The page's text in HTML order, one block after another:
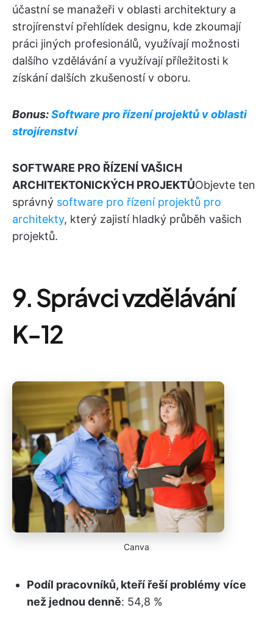
účastní se manažeři v oblasti architektury a
strojírenství přehlídek designu, kde zkoumají
práci jiných profesionálů, využívají možnosti
dalšího vzdělávání a využívají příležitosti k
získání dalších zkušeností v oboru.
Bonus:Software pro řízení projektů v oblasti
strojírenství
SOFTWARE PRO ŘÍZENÍ VAŠICH
ARCHITEKTONICKÝCH PROJEKTŮObjevte ten
správný software pro řízení projektů pro
architekty, který zajistí hladký průběh vašich
projektů.
9. Správci vzdělávání
K-12
Canva
Podíl pracovníků, kteří řeší problémy více
než jednou denně: 54,8 %